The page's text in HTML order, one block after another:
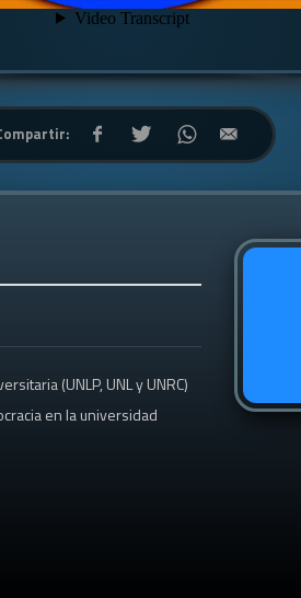
(UNLP, UNL y UNRC)
en la universidad